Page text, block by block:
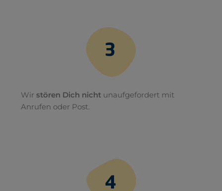
Wir stören Dich nichtunaufgefordert mit
Anrufen oder Post.